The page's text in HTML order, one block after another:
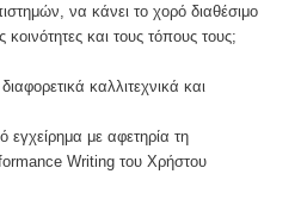
να κάνει το χορό διαθέσιμο
και τους τόπους τους;
καλλιτεχνικά και
εγχείρημα με αφετηρία τη
Writing του Χρήστου